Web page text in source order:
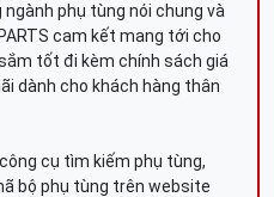
phụ tùng nói chung và
cam kết mang tới cho
tốt đi kèm chính sách giá
dành cho khách hàng thân
cụ tìm kiếm phụ tùng,
bộ phụ tùng trên website